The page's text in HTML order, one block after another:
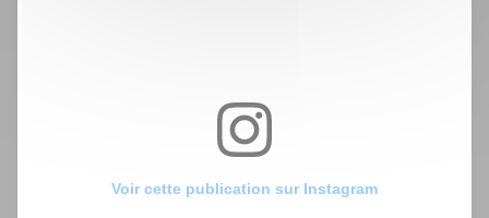
Voir cette publication sur Instagram